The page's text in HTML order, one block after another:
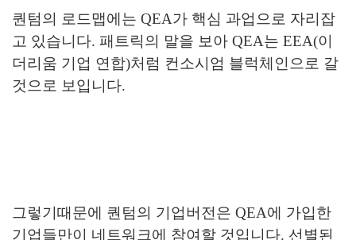
퀀텀의 로드맵에는 QEA가 핵심 과업으로 자리잡
고 있습니다. 패트릭의 말을 보아 QEA는 EEA(이
더리움 기업 연합)처럼 컨소시엄 블럭체인으로 갈
것으로 보입니다.
그렇기때문에 퀀텀의 기업버전은 QEA에 가입한
기업들만이 네트워크에 참여할 것입니다. 선별된